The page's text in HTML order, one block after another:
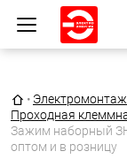
Главная
•
Проходная
Зажим наборный
оптом и в розницу